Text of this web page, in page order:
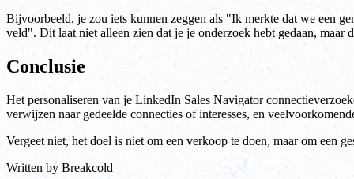
Bijvoorbeeld, je zou iets kunnen zeggen als "Ik merkte dat we een
veld". Dit laat niet alleen zien dat je je onderzoek hebt gedaan, maar
Conclusie
Het personaliseren van je LinkedIn Sales Navigator
verwijzen naar gedeelde connecties of interesses, en
Vergeet niet, het doel is niet om een verkoop te doen, maar om een
Written by Breakcold